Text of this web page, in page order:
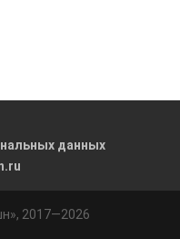
данных
2017—2026